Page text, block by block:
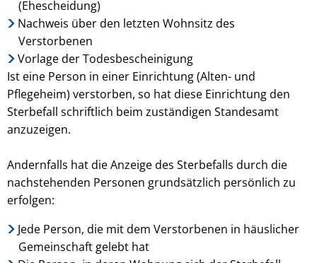
(Ehescheidung)
Nachweis über den letzten Wohnsitz des
Verstorbenen
Vorlage der Todesbescheinigung
Ist eine Person in einer Einrichtung (Alten- und
Pflegeheim) verstorben, so hat diese Einrichtung den
Sterbefall schriftlich beim zuständigen Standesamt
anzuzeigen.
Andernfalls hat die Anzeige des Sterbefalls durch die
nachstehenden Personen grundsätzlich persönlich zu
erfolgen:
Jede Person, die mit dem Verstorbenen in häuslicher
Gemeinschaft gelebt hat